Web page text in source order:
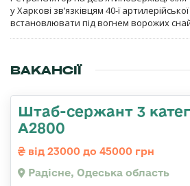
у Харкові зв’язківцям 40-ї
встановлювати під вогнем ворожих
ВАКАНСІЇ
Штаб-сержант 3
А2800
від 23000 до 45000 грн
Радісне, Одеська область